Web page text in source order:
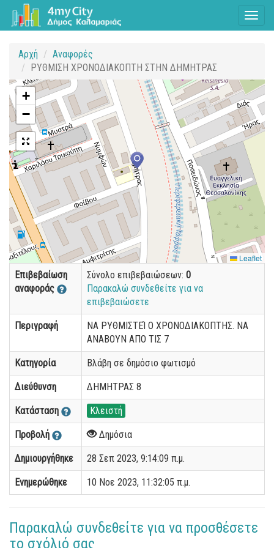
Αρχή
Αναφορές
ΡΥΘΜΙΣΗ ΧΡΟΝΟΔΙΑΚΟΠΤΗ ΣΤΗΝ ΔΗΜΗΤΡΑΣ
+
−
Leaflet
Επιβεβαίωση
αναφοράς
Σύνολο επιβεβαιώσεων: 0
Παρακαλώ συνδεθείτε για να
επιβεβαιώσετε
Περιγραφή
ΝΑ ΡΥΘΜΙΣΤΕΊ Ο ΧΡΟΝΟΔΙΑΚΟΠΤΗΣ. ΝΑ
ΑΝΑΒΟΥΝ ΑΠΟ ΤΙΣ 7
Κατηγορία Βλάβη σε δημόσιο φωτισμό
Διεύθυνση ΔΗΜΗΤΡΑΣ 8
Κατάσταση Κλειστή
Προβολή Δημόσια
Δημιουργήθηκε 28 Σεπ 2023, 9:14:09 π.μ.
Ενημερώθηκε 10 Νοε 2023, 11:32:05 π.μ.
Παρακαλώ συνδεθείτε για να προσθέσετε
το σχόλιό σας